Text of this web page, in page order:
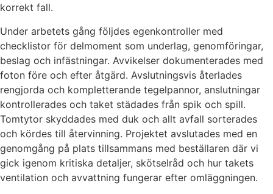
korrekt fall.
Under arbetets gång följdes egenkontroller med
checklistor för delmoment som underlag, genomföringar,
beslag och infästningar. Avvikelser dokumenterades med
foton före och efter åtgärd. Avslutningsvis återlades
rengjorda och kompletterande tegelpannor, anslutningar
kontrollerades och taket städades från spik och spill.
Tomtytor skyddades med duk och allt avfall sorterades
och kördes till återvinning. Projektet avslutades med en
genomgång på plats tillsammans med beställaren där vi
gick igenom kritiska detaljer, skötselråd och hur takets
ventilation och avvattning fungerar efter omläggningen.